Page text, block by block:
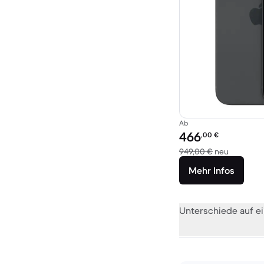
Ab
Preis des erneuerten
466,00 €
949,00 € neu
Mehr Infos
Unterschiede auf